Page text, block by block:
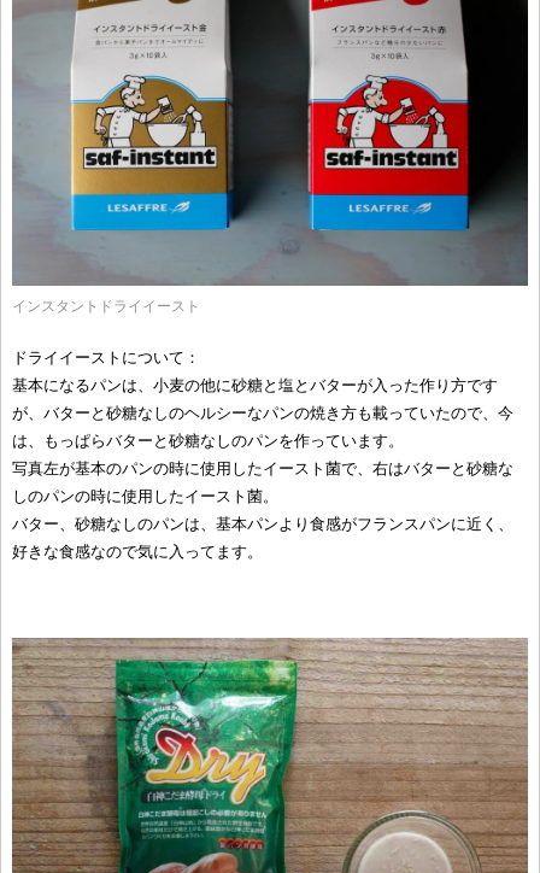
インスタントドライイースト
ドライイーストについて：
基本になるパンは、小麦の他に砂糖と塩とバターが入った作り方です
が、バターと砂糖なしのヘルシーなパンの焼き方も載っていたので、今
は、もっぱらバターと砂糖なしのパンを作っています。
写真左が基本のパンの時に使用したイースト菌で、右はバターと砂糖な
しのパンの時に使用したイースト菌。
バター、砂糖なしのパンは、基本パンより食感がフランスパンに近く、
好きな食感なので気に入ってます。